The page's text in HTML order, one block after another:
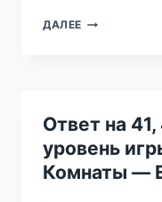
ДАЛЕЕ ОТВЕТ
85
УРОВЕНЬ
ИГРЫ
ИГРА
ПОБЕГ
Ответ на
уровень
Комнаты —